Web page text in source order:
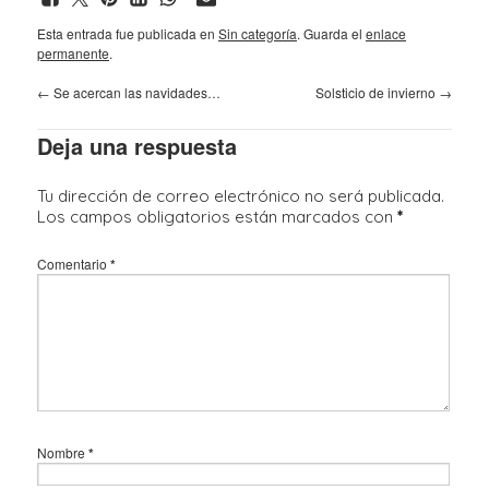
Esta entrada fue publicada en Sin categoría. Guarda el enlace
permanente.
← Se acercan las navidades… Solsticio de invierno →
Deja una respuesta
Tu dirección de correo electrónico no será publicada.
Los campos obligatorios están marcados con *
Comentario *
Nombre *